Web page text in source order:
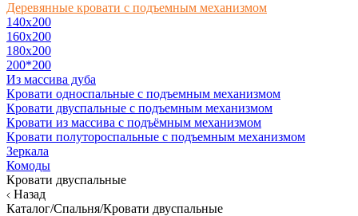
Деревянные кровати с подъемным механизмом
140x200
160х200
180х200
200*200
Из массива дуба
Кровати односпальные с подъемным механизмом
Кровати двуспальные с подъемным механизмом
Кровати из массива с подъёмным механизмом
Кровати полутороспальные с подъемным механизмом
Зеркала
Комоды
Кровати двуспальные
Назад
Каталог/Спальня/Кровати двуспальные